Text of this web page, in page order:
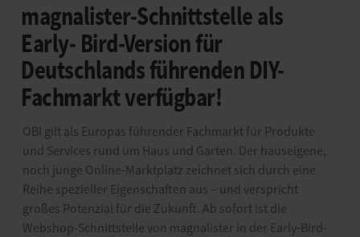
magnalister-Schnittstelle als
Early- Bird-Version für
Deutschlands führenden DIY-
Fachmarkt verfügbar!
OBI gilt als Europas führender Fachmarkt für Produkte
und Services rund um Haus und Garten. Der hauseigene,
noch junge Online-Marktplatz zeichnet sich durch eine
Reihe spezieller Eigenschaften aus – und verspricht
großes Potenzial für die Zukunft. Ab sofort ist die
Webshop-Schnittstelle von magnalister in der Early-Bird-